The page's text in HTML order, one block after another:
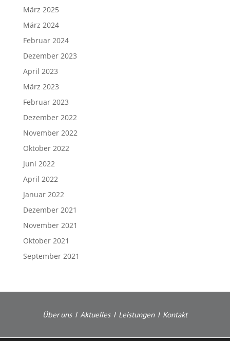
März 2025
März 2024
Februar 2024
Dezember 2023
April 2023
März 2023
Februar 2023
Dezember 2022
November 2022
Oktober 2022
Juni 2022
April 2022
Januar 2022
Dezember 2021
November 2021
Oktober 2021
September 2021
Über unsI AktuellesI LeistungenI Kontakt